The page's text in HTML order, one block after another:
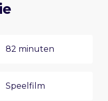
82 minuten
Speelfilm